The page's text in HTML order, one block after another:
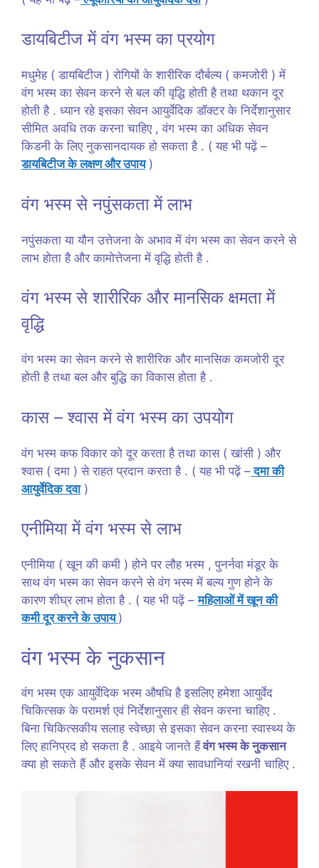
डायबिटीज में वंग भस्म का प्रयोग
मधुमेह ( डायबिटीज ) रोगियों के शारीरिक दौर्बल्य ( कमजोरी ) में
वंग भस्म का सेवन करने से बल की वृद्धि होती है तथा थकान दूर
होती है . ध्यान रहे इसका सेवन आयुर्वेदिक डॉक्टर के निर्देशानुसार
सीमित अवधि तक करना चाहिए , वंग भस्म का अधिक सेवन
किडनी के लिए नुकसानदायक हो सकता है . ( यह भी पढ़ें –
डायबिटीज के लक्षण और उपाय)
वंग भस्म से नपुंसकता में लाभ
नपुंसकता या यौन उत्तेजना के अभाव में वंग भस्म का सेवन करने से
लाभ होता है और कामोत्तेजना में वृद्धि होती है .
वंग भस्म से शारीरिक और मानसिक क्षमता में
वृद्धि
वंग भस्म का सेवन करने से शारीरिक और मानसिक कमजोरी दूर
होती है तथा बल और बुद्धि का विकास होता है .
कास – श्वास में वंग भस्म का उपयोग
वंग भस्म कफ विकार को दूर करता है तथा कास ( खांसी ) और
श्वास ( दमा ) से राहत प्रदान करता है . ( यह भी पढ़ें –दमा की
आयुर्वेदिक दवा)
एनीमिया में वंग भस्म से लाभ
एनीमिया ( खून की कमी ) होने पर लौह भस्म , पुनर्नवा मंडूर के
साथ वंग भस्म का सेवन करने से वंग भस्म में बल्य गुण होने के
कारण शीघ्र लाभ होता है . ( यह भी पढ़ें –महिलाओं में खून की
कमी दूर करने के उपाय)
वंग भस्म के नुकसान
वंग भस्म एक आयुर्वेदिक भस्म औषधि है इसलिए हमेशा आयुर्वेद
चिकित्सक के परामर्श एवं निर्देशानुसार ही सेवन करना चाहिए .
बिना चिकित्सकीय सलाह स्वेच्छा से इसका सेवन करना स्वास्थ्य के
लिए हानिप्रद हो सकता है . आइये जानते हैंवंग भस्म के नुकसान
क्या हो सकते हैं और इसके सेवन में क्या सावधानियां रखनी चाहिए .